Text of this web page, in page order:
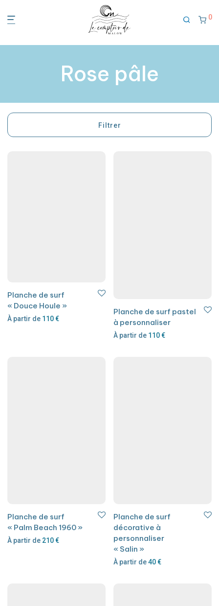
0
Rose pâle
Filtrer
Planche de surf
« Douce Houle »
À partir de 110€
Planche de surf pastel
à personnaliser
À partir de 110€
Planche de surf
« Palm Beach 1960 »
À partir de 210€
Planche de surf
décorative à
personnaliser
« Salin »
À partir de40€